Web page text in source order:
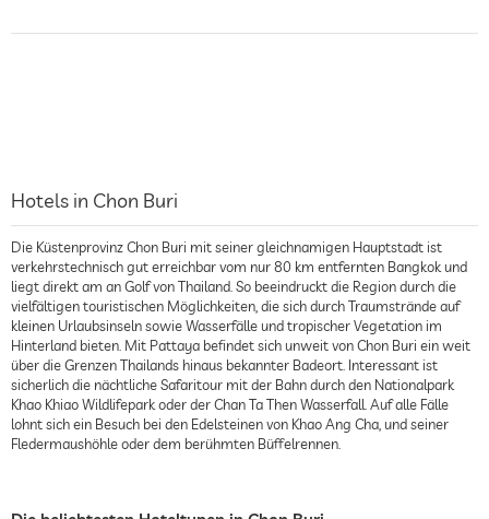
Hotels in Chon Buri
Die Küstenprovinz Chon Buri mit seiner gleichnamigen Hauptstadt ist
verkehrstechnisch gut erreichbar vom nur 80 km entfernten Bangkok und
liegt direkt am an Golf von Thailand. So beeindruckt die Region durch die
vielfältigen touristischen Möglichkeiten, die sich durch Traumstrände auf
kleinen Urlaubsinseln sowie Wasserfälle und tropischer Vegetation im
Hinterland bieten. Mit Pattaya befindet sich unweit von Chon Buri ein weit
über die Grenzen Thailands hinaus bekannter Badeort. Interessant ist
sicherlich die nächtliche Safaritour mit der Bahn durch den Nationalpark
Khao Khiao Wildlifepark oder der Chan Ta Then Wasserfall. Auf alle Fälle
lohnt sich ein Besuch bei den Edelsteinen von Khao Ang Cha, und seiner
Fledermaushöhle oder dem berühmten Büffelrennen.